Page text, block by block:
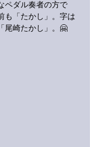
ペダル奏者の方で
も「たかし」。字は
尾崎たかし」。🤗